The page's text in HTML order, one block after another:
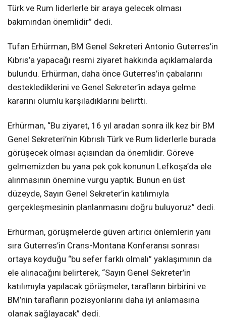
Türk ve Rum liderlerle bir araya gelecek olması
bakımından önemlidir” dedi.
Tufan Erhürman, BM Genel Sekreteri Antonio Guterres’in
Kıbrıs’a yapacağı resmi ziyaret hakkında açıklamalarda
bulundu. Erhürman, daha önce Guterres’in çabalarını
desteklediklerini ve Genel Sekreter’in adaya gelme
kararını olumlu karşıladıklarını belirtti.
Erhürman, “Bu ziyaret, 16 yıl aradan sonra ilk kez bir BM
Genel Sekreteri’nin Kıbrıslı Türk ve Rum liderlerle burada
görüşecek olması açısından da önemlidir. Göreve
gelmemizden bu yana pek çok konunun Lefkoşa’da ele
alınmasının önemine vurgu yaptık. Bunun en üst
düzeyde, Sayın Genel Sekreter’in katılımıyla
gerçekleşmesinin planlanmasını doğru buluyoruz” dedi.
Erhürman, görüşmelerde güven artırıcı önlemlerin yanı
sıra Guterres’in Crans-Montana Konferansı sonrası
ortaya koyduğu “bu sefer farklı olmalı” yaklaşımının da
ele alınacağını belirterek, “Sayın Genel Sekreter’in
katılımıyla yapılacak görüşmeler, tarafların birbirini ve
BM’nin tarafların pozisyonlarını daha iyi anlamasına
olanak sağlayacak” dedi.